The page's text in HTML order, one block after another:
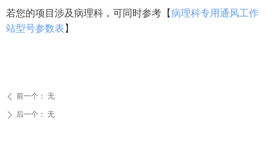
若您的项目涉及病理科，可同时参考【病理科专用通风工作
站型号参数表 】
ꄴ 前一个： 无
ꄲ 后一个： 无